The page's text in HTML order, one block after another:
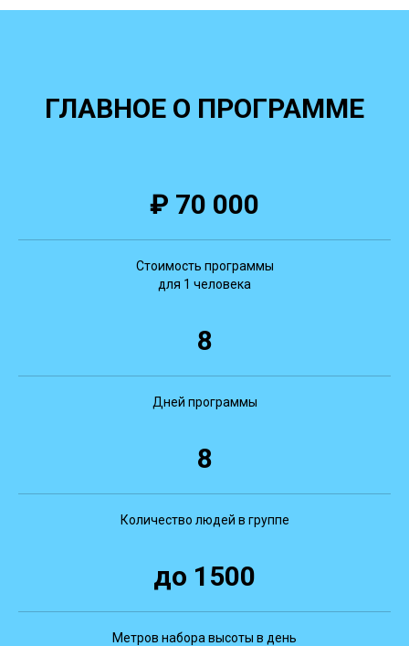
ГЛАВНОЕ О ПРОГРАММЕ
₽ 70 000
Стоимость программы
для 1 человека
8
Дней программы
8
Количество людей в группе
до 1500
Метров набора высоты в день